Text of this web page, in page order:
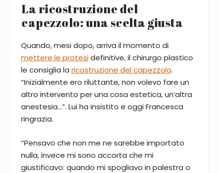
La ricostruzione del
capezzolo: una scelta giusta
Quando, mesi dopo, arriva il momento di
mettere le protesidefinitive, il chirurgo plastico
le consiglia la ricostruzione del capezzolo.
“Inizialmente ero riluttante, non volevo fare un
altro intervento per una cosa estetica, un’altra
anestesia…”. Lui ha insistito e oggi Francesca
ringrazia.
“Pensavo che non me ne sarebbe importato
nulla, invece mi sono accorta che mi
giustificavo: quando mi spogliavo in palestra o